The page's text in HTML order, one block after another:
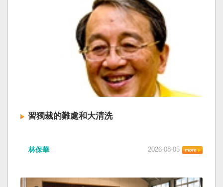
習獨裁的難處和大清洗
林保華 2026-08-05